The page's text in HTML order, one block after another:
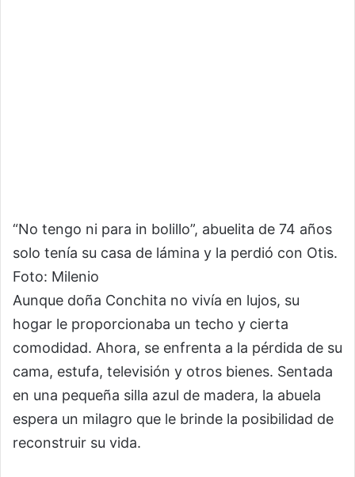
“No tengo ni para in bolillo”, abuelita de 74 años
solo tenía su casa de lámina y la perdió con Otis.
Foto: Milenio
Aunque doña Conchita no vivía en lujos, su
hogar le proporcionaba un techo y cierta
comodidad. Ahora, se enfrenta a la pérdida de su
cama, estufa, televisión y otros bienes. Sentada
en una pequeña silla azul de madera, la abuela
espera un milagro que le brinde la posibilidad de
reconstruir su vida.